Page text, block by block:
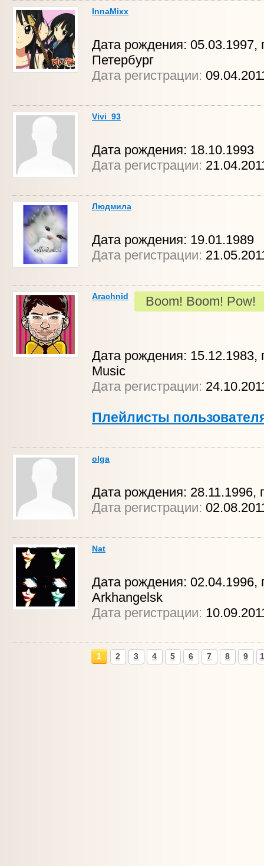
InnaMixx
Дата рождения: 05.03.1997,
Петербург
Дата регистрации:
Vivi_93
Дата рождения: 18.10.1993
Дата регистрации:
Людмила
Дата рождения: 19.01.1989
Дата регистрации:
Arachnid Boom! Boom! Pow!
Дата рождения: 15.12.1983,
Music
Дата регистрации:
Плейлисты
olga
Дата рождения: 28.11.1996,
Дата регистрации:
Nat
Дата рождения: 02.04.1996,
Arkhangelsk
Дата регистрации:
1 2 3 4 5 6 7 8 9